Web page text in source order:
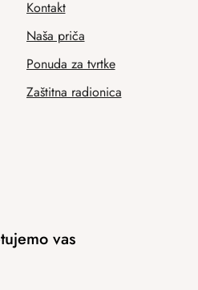
Kontakt
Naša priča
Ponuda za tvrtke
Zaštitna radionica
vas